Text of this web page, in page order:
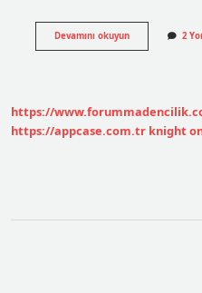
Devamını okuyunPorselen
Fondöten
2
https://
https://appcase.com.tr knight